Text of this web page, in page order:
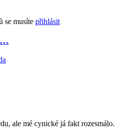
se musíte přihlásit
ale mé cynické já fakt rozesmálo.